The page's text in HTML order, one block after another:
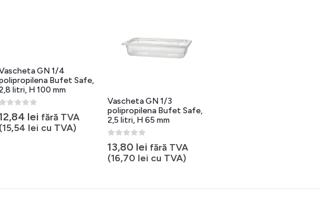
GN 1/4
Bufet Safe,
litri, H 100 mm
0 out of 5lei fără TVA
(15,54 lei cu TVA)
Vascheta GN 1/3
polipropilena Bufet Safe,
2,5 litri, H 65 mm
0 out of 5
13,80 lei fără TVA
(16,70 lei cu TVA)